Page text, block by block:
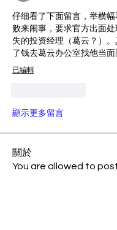
仔细看了下面留言，举横
败来闹事，要求官方出面
失的投资经理（葛云？）
了钱去葛云办公室找他当面
已編輯
顯示更多留言
關於
You are allowed to